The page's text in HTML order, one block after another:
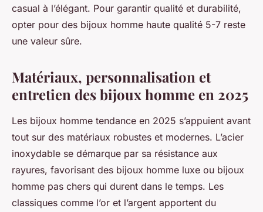
casual à l’élégant. Pour garantir qualité et durabilité,
opter pour des bijoux homme haute qualité 5-7 reste
une valeur sûre.
Matériaux, personnalisation et
entretien des bijoux homme en 2025
Les bijoux homme tendance en 2025 s’appuient avant
tout sur des matériaux robustes et modernes. L’acier
inoxydable se démarque par sa résistance aux
rayures, favorisant des bijoux homme luxe ou bijoux
homme pas chers qui durent dans le temps. Les
classiques comme l’or et l’argent apportent du